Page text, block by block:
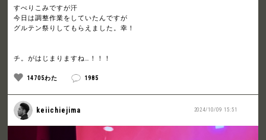
すべりこみですが汗
今日は調整作業をしていたんですが
グルテン祭りしてもらえました。幸！
チ。がはじまりますね…！！！
14705わた 1985
2024/10/09 15:51
keiichiejima